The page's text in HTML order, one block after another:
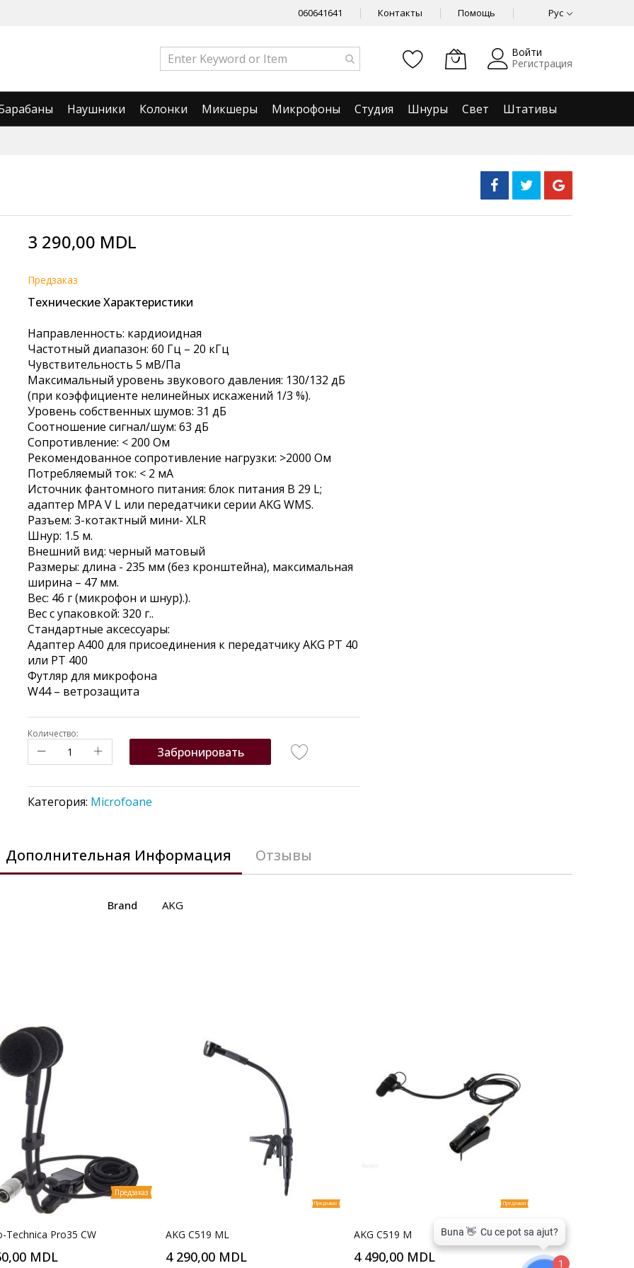
060641641 Контакты Помощь Рус
Войти
Регистрация
Наушники Колонки Микшеры Микрофоны Студия Шнуры Свет
Штативы
3 290,00 MDL
Предзаказ
Технические Характеристики
Направленность: кардиоидная
Частотный диапазон: 60 Гц – 20 кГц
Чувствительность 5 мВ/Па
Максимальный уровень звукового давления: 130/132 дБ
(при коэффициенте нелинейных искажений 1/3 %).
Уровень собственных шумов: 31 дБ
Соотношение сигнал/шум: 63 дБ
Сопротивление: < 200 Ом
Рекомендованное сопротивление нагрузки: >2000 Ом
Потребляемый ток: < 2 мА
Источник фантомного питания: блок питания B 29 L;
адаптер MPA V L или передатчики серии AKG WMS.
Разъем: 3-котактный мини- XLR
Шнур: 1.5 м.
Внешний вид: черный матовый
Размеры: длина - 235 мм (без кронштейна), максимальная
ширина – 47 мм.
Вес: 46 г (микрофон и шнур).).
Вес с упаковкой: 320 г..
Стандартные аксессуары:
Адаптер A400 для присоединения к передатчику AKG PT 40
или PT 400
Футляр для микрофона
W44 – ветрозащита
Количество:
Забронировать
Категория: Microfoane
Дополнительная Информация
Brand AKG
Отзывы
Предзаказ
Technica Pro35 CW
MDL
Предзаказ
AKG C519 ML
4 290,00 MDL
Предзаказ
AKG C519 M
4 490,00 MDL 1